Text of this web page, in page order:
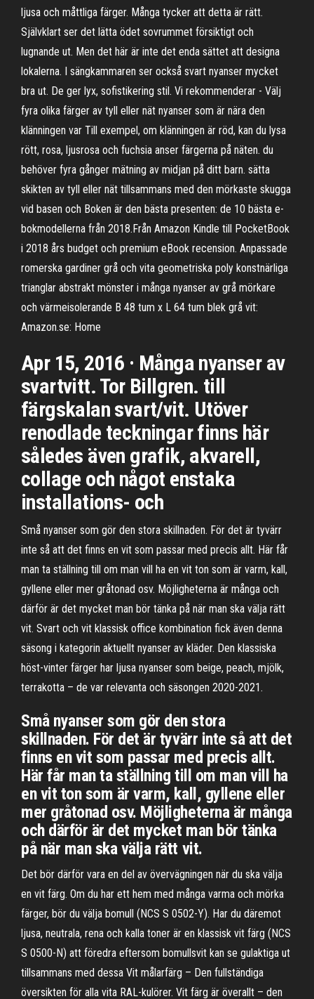
ljusa och måttliga färger. Många tycker att detta är rätt.
Självklart ser det lätta ödet sovrummet försiktigt och
lugnande ut. Men det här är inte det enda sättet att designa
lokalerna. I sängkammaren ser också svart nyanser mycket
bra ut. De ger lyx, sofistikering stil. Vi rekommenderar - Välj
fyra olika färger av tyll eller nät nyanser som är nära den
klänningen var Till exempel, om klänningen är röd, kan du lysa
rött, rosa, ljusrosa och fuchsia anser färgerna på näten. du
behöver fyra gånger mätning av midjan på ditt barn. sätta
skikten av tyll eller nät tillsammans med den mörkaste skugga
vid basen och Boken är den bästa presenten: de 10 bästa e-
bokmodellerna från 2018.Från Amazon Kindle till PocketBook
i 2018 års budget och premium eBook recension. Anpassade
romerska gardiner grå och vita geometriska poly konstnärliga
trianglar abstrakt mönster i många nyanser av grå mörkare
och värmeisolerande B 48 tum x L 64 tum blek grå vit:
Amazon.se: Home
Apr 15, 2016 · Många nyanser av
svartvitt. Tor Billgren. till
färgskalan svart/vit. Utöver
renodlade teckningar finns här
således även grafik, akvarell,
collage och något enstaka
installations- och
Små nyanser som gör den stora skillnaden. För det är tyvärr
inte så att det finns en vit som passar med precis allt. Här får
man ta ställning till om man vill ha en vit ton som är varm, kall,
gyllene eller mer gråtonad osv. Möjligheterna är många och
därför är det mycket man bör tänka på när man ska välja rätt
vit. Svart och vit klassisk office kombination fick även denna
säsong i kategorin aktuellt nyanser av kläder. Den klassiska
höst-vinter färger har ljusa nyanser som beige, peach, mjölk,
terrakotta – de var relevanta och säsongen 2020-2021.
Små nyanser som gör den stora
skillnaden. För det är tyvärr inte så att det
finns en vit som passar med precis allt.
Här får man ta ställning till om man vill ha
en vit ton som är varm, kall, gyllene eller
mer gråtonad osv. Möjligheterna är många
och därför är det mycket man bör tänka
på när man ska välja rätt vit.
Det bör därför vara en del av övervägningen när du ska välja
en vit färg. Om du har ett hem med många varma och mörka
färger, bör du välja bomull (NCS S 0502-Y). Har du däremot
ljusa, neutrala, rena och kalla toner är en klassisk vit färg (NCS
S 0500-N) att föredra eftersom bomullsvit kan se gulaktiga ut
tillsammans med dessa Vit målarfärg – Den fullständiga
översikten för alla vita RAL-kulörer. Vit färg är överallt – den